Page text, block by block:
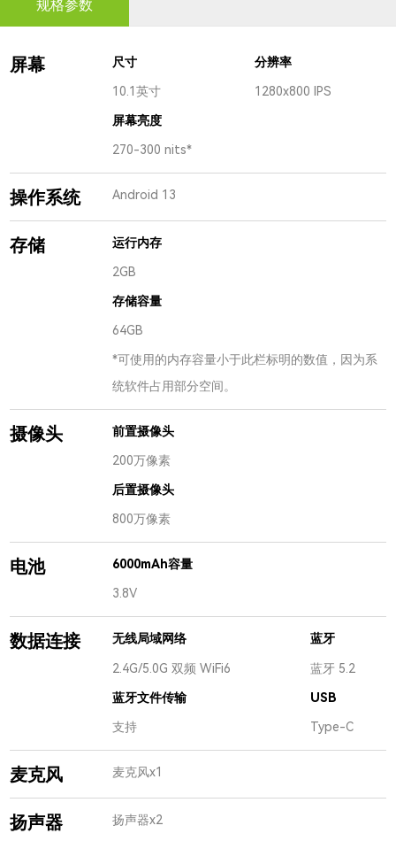
规格参数
屏幕 尺寸 分辨率
10.1英寸 1280x800 IPS
屏幕亮度
270-300 nits*
操作系统 Android 13
存储 运行内存
2GB
存储容量
64GB
*可使用的内存容量小于此栏标明的数值，因为系
统软件占用部分空间。
摄像头 前置摄像头
200万像素
后置摄像头
800万像素
电池 6000mAh容量
3.8V
数据连接 无线局域网络 蓝牙
2.4G/5.0G 双频 WiFi6 蓝牙 5.2
蓝牙文件传输 USB
支持 Type-C
麦克风 麦克风x1
扬声器 扬声器x2